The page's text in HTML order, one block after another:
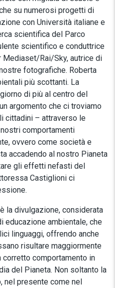
su numerosi progetti di
con Università italiane e
scientifica del Parco
scientifico e conduttrice
Rai/Sky, autrice di
fotografiche. Roberta
più scottanti. La
di più al centro del
argomento che ci troviamo
cittadini – attraverso le
comportamenti
ovvero come società e
accadendo al nostro Pianeta
gli effetti nefasti del
Castiglioni ci
la divulgazione, considerata
educazione ambientale, che
linguaggi, offrendo anche
risultare maggiormente
comportamento in
del Pianeta. Non soltanto la
nel presente come nel